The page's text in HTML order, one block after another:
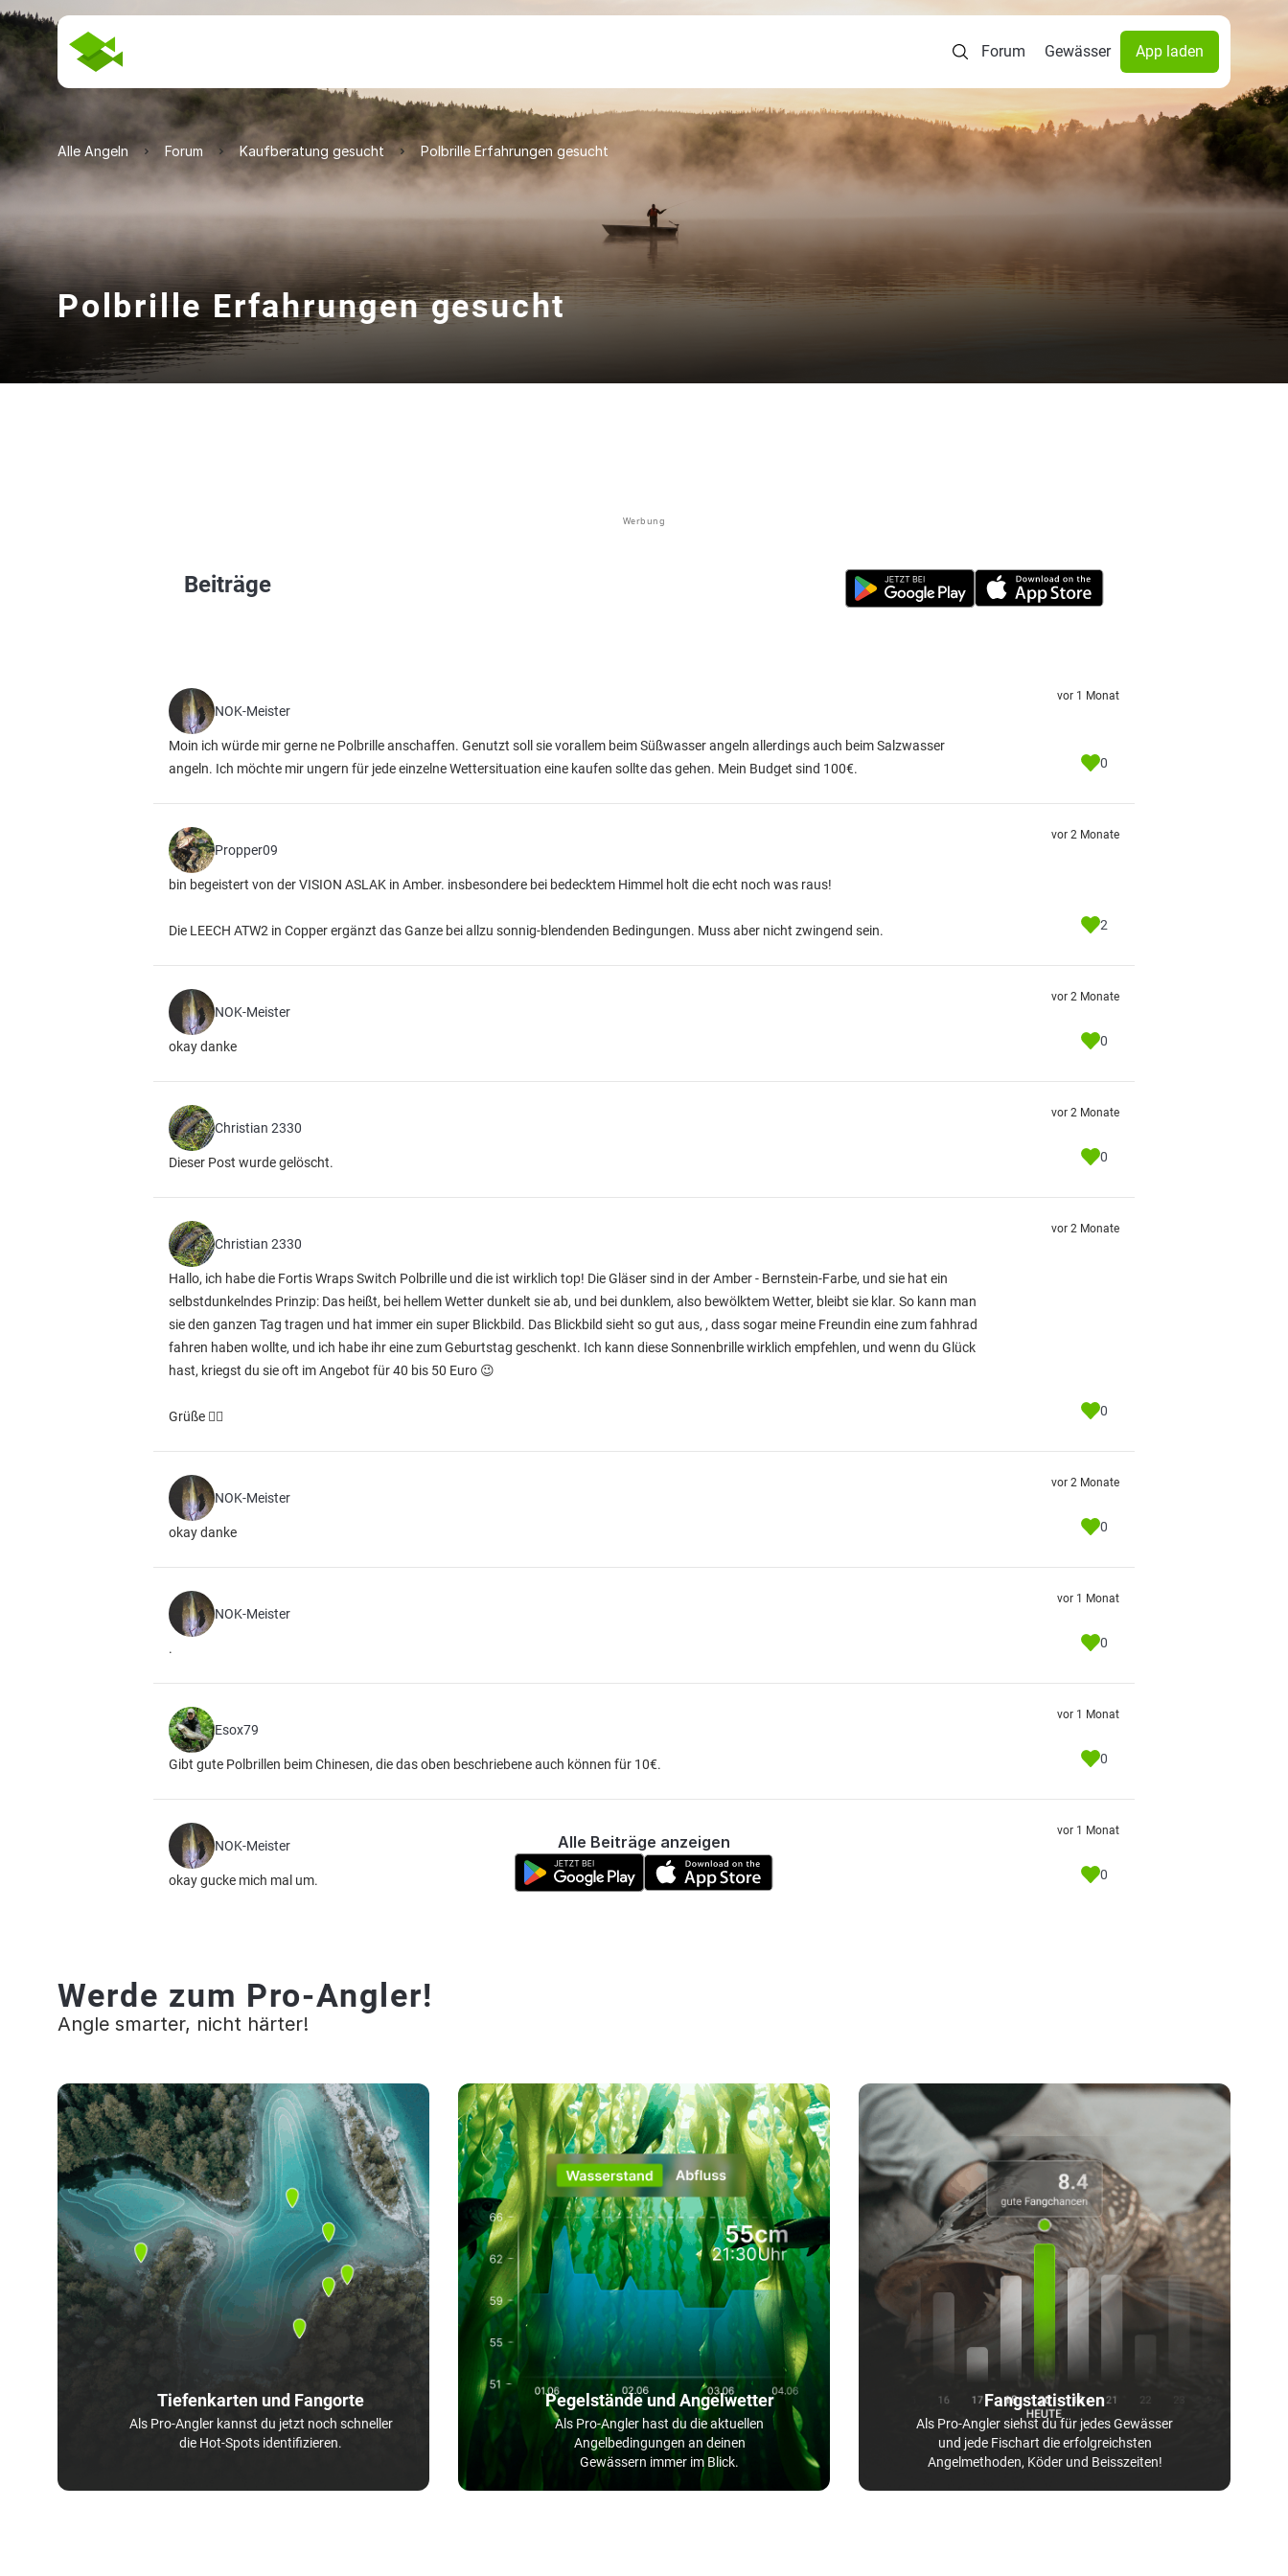
Forum Gewässer App laden
Alle Angeln Forum Kaufberatung gesucht Polbrille Erfahrungen gesucht
Polbrille Erfahrungen gesucht
Werbung
Beiträge
NOK-Meister
Moin ich würde mir gerne ne Polbrille anschaffen. Genutzt soll sie vorallem beim Süßwasser angeln allerdings auch beim Salzwasser
angeln. Ich möchte mir ungern für jede einzelne Wettersituation eine kaufen sollte das gehen. Mein Budget sind 100€.
vor 1 Monat
0
Propper09
bin begeistert von der VISION ASLAK in Amber. insbesondere bei bedecktem Himmel holt die echt noch was raus!
Die LEECH ATW2 in Copper ergänzt das Ganze bei allzu sonnig-blendenden Bedingungen. Muss aber nicht zwingend sein.
vor 2 Monate
2
NOK-Meister
okay danke
vor 2 Monate
0
Christian 2330
Dieser Post wurde gelöscht.
vor 2 Monate
0
Christian 2330
Hallo, ich habe die Fortis Wraps Switch Polbrille und die ist wirklich top! Die Gläser sind in der Amber - Bernstein-Farbe, und sie hat ein
selbstdunkelndes Prinzip: Das heißt, bei hellem Wetter dunkelt sie ab, und bei dunklem, also bewölktem Wetter, bleibt sie klar. So kann man
sie den ganzen Tag tragen und hat immer ein super Blickbild. Das Blickbild sieht so gut aus, , dass sogar meine Freundin eine zum fahhrad
fahren haben wollte, und ich habe ihr eine zum Geburtstag geschenkt. Ich kann diese Sonnenbrille wirklich empfehlen, und wenn du Glück
hast, kriegst du sie oft im Angebot für 40 bis 50 Euro 😉
Grüße ✌🏻
vor 2 Monate
0
NOK-Meister
okay danke
vor 2 Monate
0
NOK-Meister
.
vor 1 Monat
0
Esox79
Gibt gute Polbrillen beim Chinesen, die das oben beschriebene auch können für 10€.
vor 1 Monat
0
NOK-Meister
okay gucke mich mal um.
vor 1 Monat
0
Alle Beiträge anzeigen
Werde zum Pro-Angler!
Angle smarter, nicht härter!
Tiefenkarten und Fangorte
Als Pro-Angler kannst du jetzt noch schneller
die Hot-Spots identifizieren.
Pegelstände und Angelwetter
Als Pro-Angler hast du die aktuellen
Angelbedingungen an deinen
Gewässern immer im Blick.
Fangstatistiken
Als Pro-Angler siehst du für jedes Gewässer
und jede Fischart die erfolgreichsten
Angelmethoden, Köder und Beisszeiten!